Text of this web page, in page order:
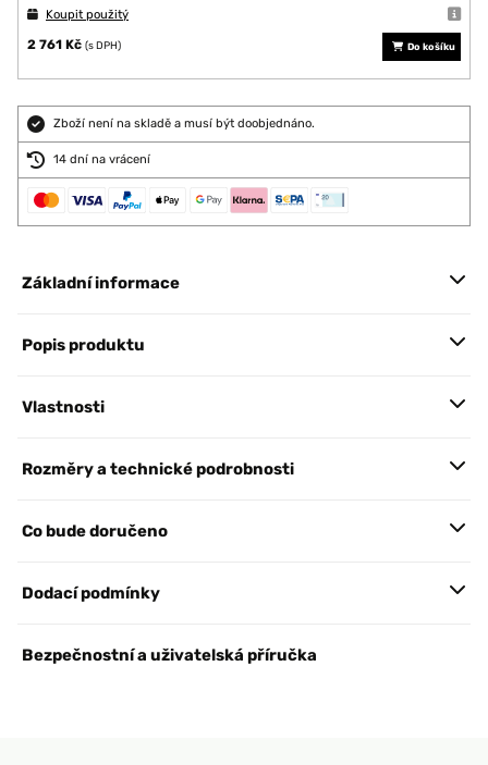
Koupit použitý
2 761 Kč (s DPH) Do košíku
Zboží není na skladě a musí být doobjednáno.
14 dní na vrácení
Základní informace
Popis produktu
Vlastnosti
Rozměry a technické podrobnosti
Co bude doručeno
Dodací podmínky
Bezpečnostní a uživatelská příručka